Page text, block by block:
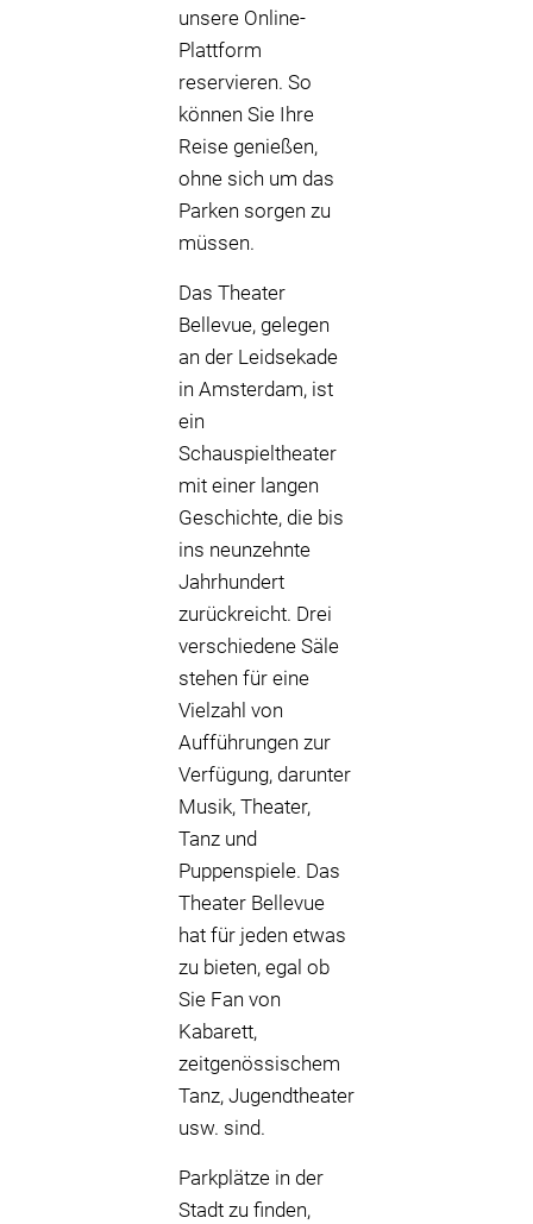
unsere Online-
Plattform
reservieren. So
können Sie Ihre
Reise genießen,
ohne sich um das
Parken sorgen zu
müssen.
Das Theater
Bellevue, gelegen
an der Leidsekade
in Amsterdam, ist
ein
Schauspieltheater
mit einer langen
Geschichte, die bis
ins neunzehnte
Jahrhundert
zurückreicht. Drei
verschiedene Säle
stehen für eine
Vielzahl von
Aufführungen zur
Verfügung, darunter
Musik, Theater,
Tanz und
Puppenspiele. Das
Theater Bellevue
hat für jeden etwas
zu bieten, egal ob
Sie Fan von
Kabarett,
zeitgenössischem
Tanz, Jugendtheater
usw. sind.
Parkplätze in der
Stadt zu finden,